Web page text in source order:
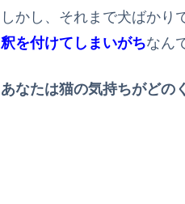
しかし、それまで犬ばかり
釈を付けてしまいがちなん
あなたは猫の気持ちがどの